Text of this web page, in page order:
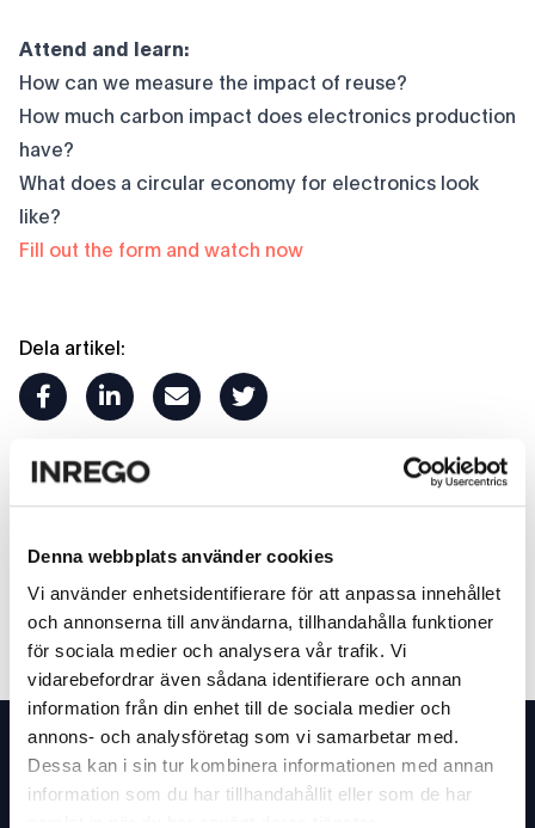
Denna webbplats använder cookies
Vi använder enhetsidentifierare för att anpassa innehållet
och annonserna till användarna, tillhandahålla funktioner
för sociala medier och analysera vår trafik. Vi
vidarebefordrar även sådana identifierare och annan
information från din enhet till de sociala medier och
annons- och analysföretag som vi samarbetar med.
Dessa kan i sin tur kombinera informationen med annan
information som du har tillhandahållit eller som de har
Attend and learn:
How can we measure the impact of reuse?
How much carbon impact does electronics production
have?
What does a circular economy for electronics look
like?
Fill out the form and watch now
Dela artikel:
facebooklinkedinmail twitter
Föregående
Inrego släpper en ny
miljörapportering
Intresset för återanvänd
elektronik stort i Finland
Footer
Inrego